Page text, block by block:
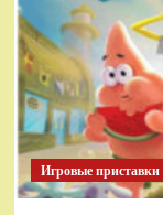
(505-
в-1)
HDMI
GTA
Игровые приставки